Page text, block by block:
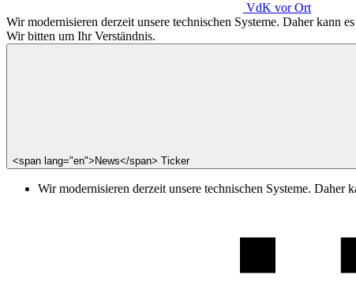
VdK vor Ort
Wir modernisieren derzeit unsere technischen Systeme. Daher kann
Wir bitten um Ihr Verständnis.
<span lang="en">News</span> Ticker
Wir modernisieren derzeit unsere technischen Systeme.